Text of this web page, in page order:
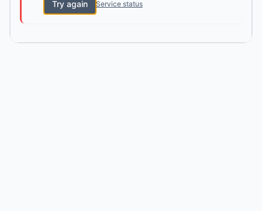
Try again Service status